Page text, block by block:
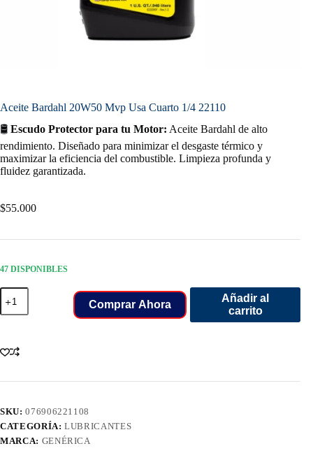
Aceite Bardahl 20W50 Mvp Usa Cuarto 1/4 22110
🛢️ Escudo Protector para tu Motor: Aceite Bardahl de alto
rendimiento. Diseñado para minimizar el desgaste térmico y
maximizar la eficiencia del combustible. Limpieza profunda y
fluidez garantizada.
$55.000
47 DISPONIBLES
Aceite
Bardahl
20W50
Cuarto
Comprar Ahora
Añadir al
carrito
SKU:076906221108
CATEGORÍA:LUBRICANTES
MARCA: GENÉRICA